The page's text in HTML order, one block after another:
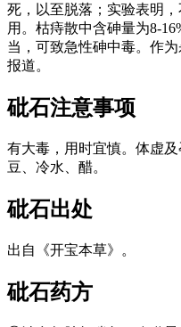
死，以至脱落；实验表明
用。枯痔散中含砷量为8-
当，可致急性砷中毒。作
报道。
砒石注意事项
有大毒，用时宜慎。体虚
豆、冷水、醋。
砒石出处
出自《开宝本草》。
砒石药方